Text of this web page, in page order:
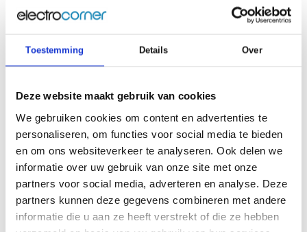
Toestemming Details Over
Deze website maakt gebruik van cookies
We gebruiken cookies om content en advertenties te
personaliseren, om functies voor social media te bieden
en om ons websiteverkeer te analyseren. Ook delen we
informatie over uw gebruik van onze site met onze
partners voor social media, adverteren en analyse. Deze
partners kunnen deze gegevens combineren met andere
informatie die u aan ze heeft verstrekt of die ze hebben
Video's bewerken
Geschikt
Gamen
* Systeemvereisten zijn sterk afhankelijk van de games die u wilt spelen,
controleer dit eerst en bepaal daarop uw keuze.
Specificaties
Processor:
Intel Core i7-13700
Processor
cachegeheugen:
30 Mb
Processor kernen:
16 Cores, 24 Threads
Processor